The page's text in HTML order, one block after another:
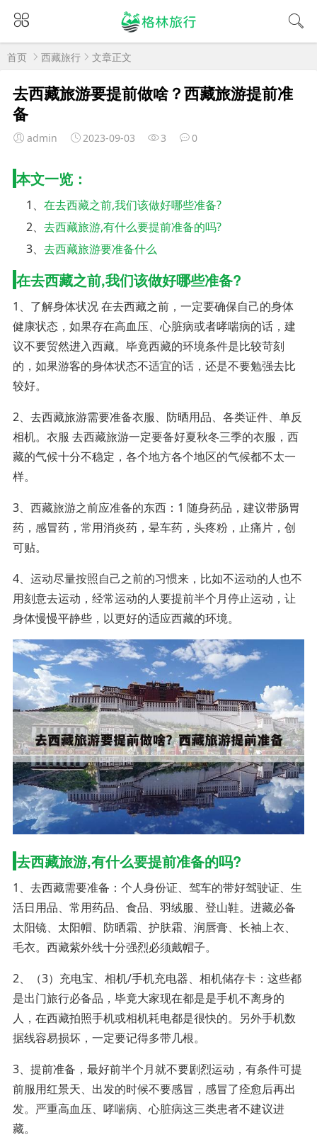
首页 西藏旅行 文章正文
去西藏旅游要提前做啥？西藏旅游提前准
备
admin 2023-09-03 3 0
本文一览：
1、在去西藏之前,我们该做好哪些准备?
2、去西藏旅游,有什么要提前准备的吗?
3、去西藏旅游要准备什么
在去西藏之前,我们该做好哪些准备?
1、了解身体状况 在去西藏之前，一定要确保自己的身体
健康状态，如果存在高血压、心脏病或者哮喘病的话，建
议不要贸然进入西藏。毕竟西藏的环境条件是比较苛刻
的，如果游客的身体状态不适宜的话，还是不要勉强去比
较好。
2、去西藏旅游需要准备衣服、防晒用品、各类证件、单反
相机。衣服 去西藏旅游一定要备好夏秋冬三季的衣服，西
藏的气候十分不稳定，各个地方各个地区的气候都不太一
样。
3、西藏旅游之前应准备的东西：1 随身药品，建议带肠胃
药，感冒药，常用消炎药，晕车药，头疼粉，止痛片，创
可贴。
4、运动尽量按照自己之前的习惯来，比如不运动的人也不
用刻意去运动，经常运动的人要提前半个月停止运动，让
身体慢慢平静些，以更好的适应西藏的环境。
去西藏旅游,有什么要提前准备的吗?
1、去西藏需要准备：个人身份证、驾车的带好驾驶证、生
活日用品、常用药品、食品、羽绒服、登山鞋。进藏必备
太阳镜、太阳帽、防晒霜、护肤霜、润唇膏、长袖上衣、
毛衣。西藏紫外线十分强烈必须戴帽子。
2、（3）充电宝、相机/手机充电器、相机储存卡：这些都
是出门旅行必备品，毕竟大家现在都是是手机不离身的
人，在西藏拍照手机或相机耗电都是很快的。另外手机数
据线容易损坏，一定要记得多带几根。
3、提前准备，最好前半个月就不要剧烈运动，有条件可提
前服用红景天、出发的时候不要感冒，感冒了痊愈后再出
发。严重高血压、哮喘病、心脏病这三类患者不建议进
藏。